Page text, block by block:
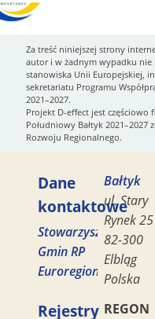
Za treść niniejszej strony
autor i w żadnym wypadku
stanowiska Unii Europejskiej,
sekretariatu Programu
2021–2027.
Projekt D-effect jest
Południowy Bałtyk
Rozwoju Regionalnego.
Dane
kontaktowe
Stowarzyszenie
Gmin RP
Euroregion
Bałtyk
ul. Stary
Rynek 25
82-300
Elbląg
Polska
Rejestry REGON